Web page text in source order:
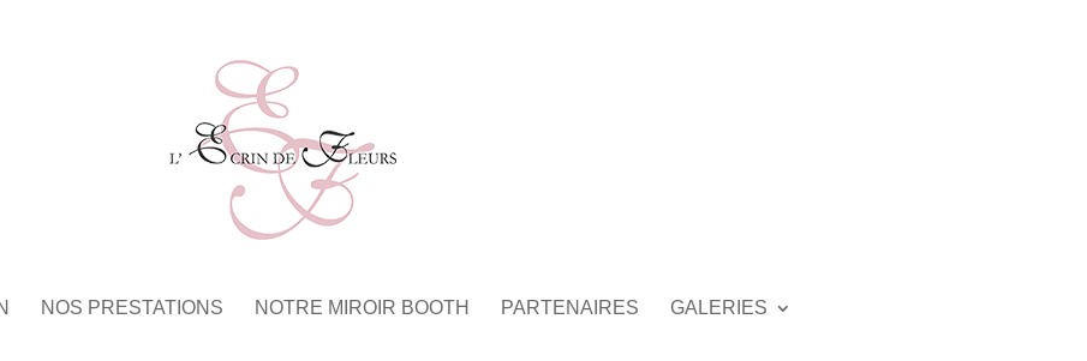
NOS PRESTATIONS NOTRE MIROIR BOOTH PARTENAIRES GALERIES